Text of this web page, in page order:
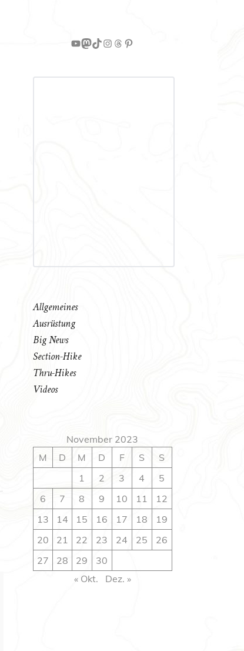
YouTube
Mastodon
TikTok
Instagram
Threads
Pinterest
Allgemeines
Ausrüstung
Big News
Section-Hike
Thru-Hikes
Videos
November 2023
M
D M D F S
S
1
2 3 4
5
6
7 8 9 10 11
12
13
14 15 16 17 18
19
20
21 22 23 24 25
26
27
28 29
30
« Okt.
Dez. »